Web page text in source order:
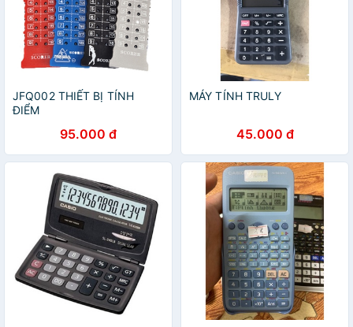
JFQ002 THIẾT BỊ TÍNH
ĐIỂM
95.000 đ
MÁY TÍNH TRULY
45.000 đ